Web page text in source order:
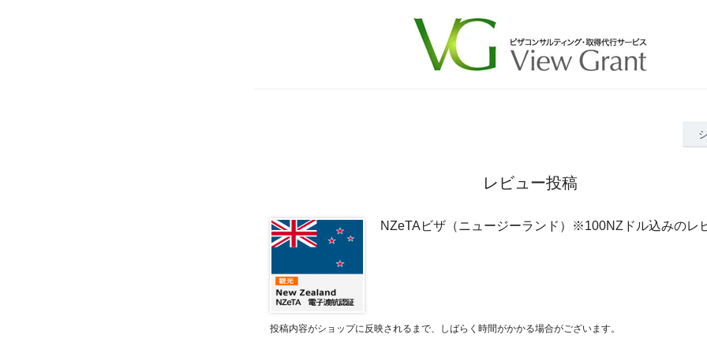
レビュー投稿
NZeTAビザ（ニュージーランド）※100NZドル込みのレ
投稿内容がショップに反映されるまで、しばらく時間がかかる場合がございます。